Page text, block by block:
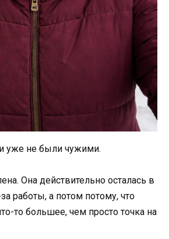
уже не были чужими.
Она действительно осталась в
работы, а потом потому, что
то большее, чем просто точка на